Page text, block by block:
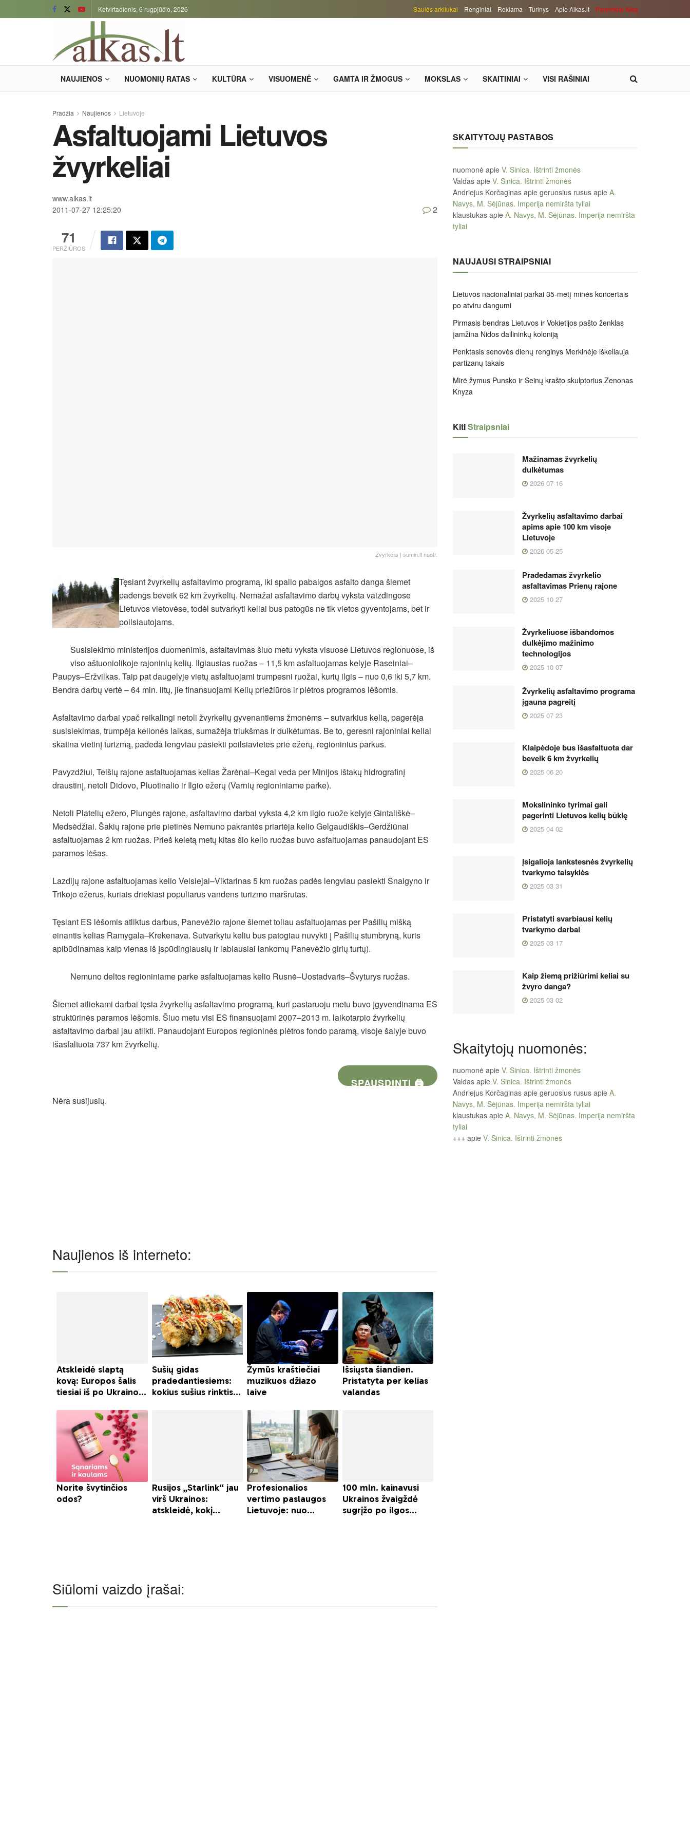
Ketvirtadienis, 6 rugpjūčio, 2026 Saulės arkliukai Renginiai Reklama Turinys Apie Alkas.lt Paremkite Alką
NAUJIENOS NUOMONIŲ RATAS KULTŪRA VISUOMENĖ GAMTA IR ŽMOGUS MOKSLAS SKAITINIAI VISI RAŠINIAI
Pradžia Naujienos Lietuvoje
Asfaltuojami Lietuvos
žvyrkeliai
www.alkas.lt
2011-07-27 12:25:20
71
PERŽIŪROS
2
Žvyrkelis | sumin.lt nuotr.
Tęsiant žvyrkelių asfaltavimo programą, iki spalio pabaigos asfalto danga šiemet
padengs beveik 62 km žvyrkelių. Nemažai asfaltavimo darbų vyksta vaizdingose
Lietuvos vietovėse, todėl sutvarkyti keliai bus patogūs ne tik vietos gyventojams, bet ir
poilsiautojams.
Susisiekimo ministerijos duomenimis, asfaltavimas šiuo metu vyksta visuose Lietuvos regionuose, iš
viso aštuoniolikoje rajoninių kelių. Ilgiausias ruožas – 11,5 km asfaltuojamas kelyje Raseiniai–
Paupys–Eržvilkas. Taip pat daugelyje vietų asfaltuojami trumpesni ruožai, kurių ilgis – nuo 0,6 iki 5,7 km.
Bendra darbų vertė – 64 mln. litų, jie finansuojami Kelių priežiūros ir plėtros programos lėšomis.
Asfaltavimo darbai ypač reikalingi netoli žvyrkelių gyvenantiems žmonėms – sutvarkius kelią, pagerėja
susisiekimas, trumpėja kelionės laikas, sumažėja triukšmas ir dulkėtumas. Be to, geresni rajoniniai keliai
skatina vietinį turizmą, padeda lengviau pasiekti poilsiavietes prie ežerų, regioninius parkus.
Pavyzdžiui, Telšių rajone asfaltuojamas kelias Žarėnai–Kegai veda per Minijos ištakų hidrografinį
draustinį, netoli Didovo, Pluotinalio ir Ilgio ežerų (Varnių regioniniame parke).
Netoli Platelių ežero, Plungės rajone, asfaltavimo darbai vyksta 4,2 km ilgio ruože kelyje Gintališkė–
Medsėdžiai. Šakių rajone prie pietinės Nemuno pakrantės priartėja kelio Gelgaudiškis–Gerdžiūnai
asfaltuojamas 2 km ruožas. Prieš keletą metų kitas šio kelio ruožas buvo asfaltuojamas panaudojant ES
paramos lėšas.
Lazdijų rajone asfaltuojamas kelio Veisiejai–Viktarinas 5 km ruožas padės lengviau pasiekti Snaigyno ir
Trikojo ežerus, kuriais driekiasi populiarus vandens turizmo maršrutas.
Tęsiant ES lėšomis atliktus darbus, Panevėžio rajone šiemet toliau asfaltuojamas per Pašilių mišką
einantis kelias Ramygala–Krekenava. Sutvarkytu keliu bus patogiau nuvykti į Pašilių stumbryną, kuris
apibūdinamas kaip vienas iš įspūdingiausių ir labiausiai lankomų Panevėžio girių turtų).
Nemuno deltos regioniniame parke asfaltuojamas kelio Rusnė–Uostadvaris–Švyturys ruožas.
Šiemet atliekami darbai tęsia žvyrkelių asfaltavimo programą, kuri pastaruoju metu buvo įgyvendinama ES
struktūrinės paramos lėšomis. Šiuo metu visi ES finansuojami 2007–2013 m. laikotarpio žvyrkelių
asfaltavimo darbai jau atlikti. Panaudojant Europos regioninės plėtros fondo paramą, visoje šalyje buvo
išasfaltuota 737 km žvyrkelių.
SPAUSDINTI 🖨
Nėra susijusių.
Naujienos iš interneto:
Siūlomi vaizdo įrašai:
SKAITYTOJŲ PASTABOS
nuomonė apie V. Sinica. Ištrinti žmonės
Valdas apie V. Sinica. Ištrinti žmonės
Andriejus Korčaginas apie geruosius rusus apie A.
Navys, M. Sėjūnas. Imperija nemiršta tyliai
klaustukas apie A. Navys, M. Sėjūnas. Imperija nemiršta
tyliai
NAUJAUSI STRAIPSNIAI
Lietuvos nacionaliniai parkai 35-metį minės koncertais
po atviru dangumi
Pirmasis bendras Lietuvos ir Vokietijos pašto ženklas
įamžina Nidos dailininkų koloniją
Penktasis senovės dienų renginys Merkinėje iškeliauja
partizanų takais
Mirė žymus Punsko ir Seinų krašto skulptorius Zenonas
Knyza
KitiStraipsniai
Mažinamas žvyrkelių
dulkėtumas
2026 07 16
Žvyrkelių asfaltavimo darbai
apims apie 100 km visoje
Lietuvoje
2026 05 25
Pradedamas žvyrkelio
asfaltavimas Prienų rajone
2025 10 27
Žvyrkeliuose išbandomos
dulkėjimo mažinimo
technologijos
2025 10 07
Žvyrkelių asfaltavimo programa
įgauna pagreitį
2025 07 23
Klaipėdoje bus išasfaltuota dar
beveik 6 km žvyrkelių
2025 06 20
Mokslininko tyrimai gali
pagerinti Lietuvos kelių būklę
2025 04 02
Įsigalioja lankstesnės žvyrkelių
tvarkymo taisyklės
2025 03 31
Pristatyti svarbiausi kelių
tvarkymo darbai
2025 03 17
Kaip žiemą prižiūrimi keliai su
žvyro danga?
2025 03 02
Skaitytojų nuomonės:
nuomonė apie V. Sinica. Ištrinti žmonės
Valdas apie V. Sinica. Ištrinti žmonės
Andriejus Korčaginas apie geruosius rusus apie A.
Navys, M. Sėjūnas. Imperija nemiršta tyliai
klaustukas apie A. Navys, M. Sėjūnas. Imperija nemiršta
tyliai
+++ apie V. Sinica. Ištrinti žmonės